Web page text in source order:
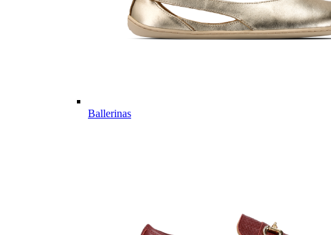
Ballerinas